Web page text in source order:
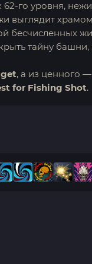
го уровня,
выглядит
бесчисленных
тайну
, а из ценного
for Fishing Shot.